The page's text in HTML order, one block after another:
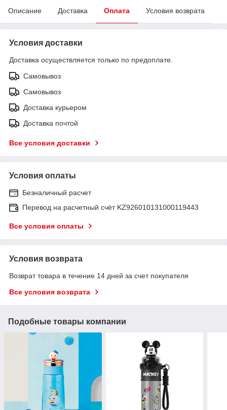
Описание Доставка Оплата Условия возврата
Условия доставки
Доставка осуществляется только по предоплате.
Самовывоз
Самовывоз
Доставка курьером
Доставка почтой
Все условия доставки
Условия оплаты
Безналичный расчет
Перевод на расчетный счёт KZ926010131000119443
Все условия оплаты
Условия возврата
Возврат товара в течение 14 дней за счет покупателя
Все условия возврата
Подобные товары компании